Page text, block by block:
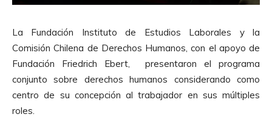
La Fundación Instituto de Estudios Laborales y la
Comisión Chilena de Derechos Humanos, con el apoyo de
Fundación Friedrich Ebert, presentaron el programa
conjunto sobre derechos humanos considerando como
centro de su concepción al trabajador en sus múltiples
roles.